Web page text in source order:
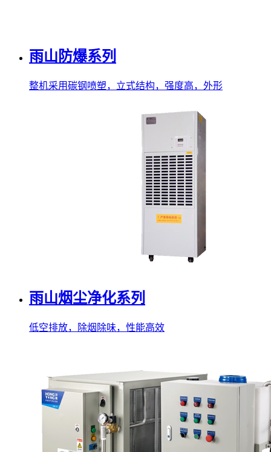
雨山防爆系列
整机采用碳钢喷塑，立式结构，强度高，外形
雨山烟尘净化系列
低空排放，除烟除味，性能高效